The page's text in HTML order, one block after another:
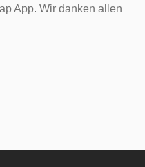
App. Wir danken allen